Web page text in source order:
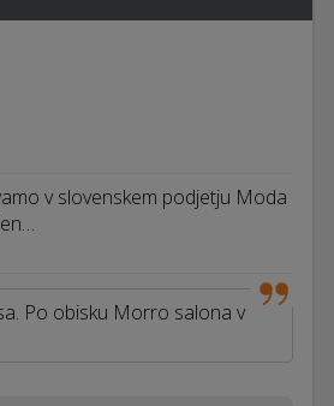
v slovenskem podjetju Moda
Po obisku Morro salona v